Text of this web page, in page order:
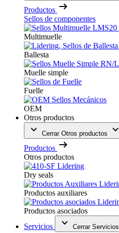
Productos
Sellos de componentes
Multimuelle
Ballesta
Muelle simple
Fuelle
OEM
Otros productos
Cerrar Otros productos
Productos
Otros productos
Dry seals
Productos auxiliares
Productos asociados
Servicios
Cerrar Servicios